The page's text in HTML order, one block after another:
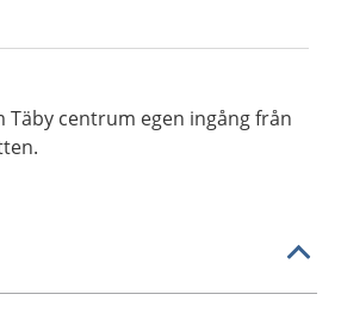
Täby centrum egen ingång från